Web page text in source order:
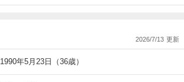
2026/7/13
1990年5月23日（36歳）